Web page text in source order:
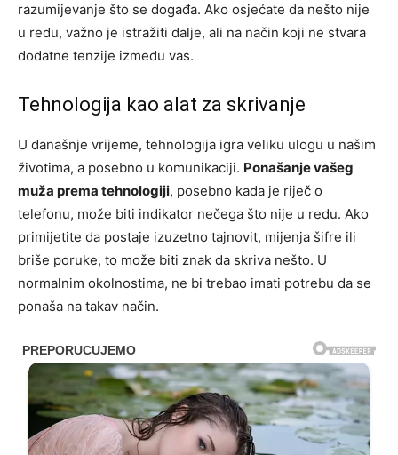
razumijevanje što se događa. Ako osjećate da nešto nije
u redu, važno je istražiti dalje, ali na način koji ne stvara
dodatne tenzije između vas.
Tehnologija kao alat za skrivanje
U današnje vrijeme, tehnologija igra veliku ulogu u našim
životima, a posebno u komunikaciji. Ponašanje vašeg
muža prema tehnologiji, posebno kada je riječ o
telefonu, može biti indikator nečega što nije u redu. Ako
primijetite da postaje izuzetno tajnovit, mijenja šifre ili
briše poruke, to može biti znak da skriva nešto. U
normalnim okolnostima, ne bi trebao imati potrebu da se
ponaša na takav način.